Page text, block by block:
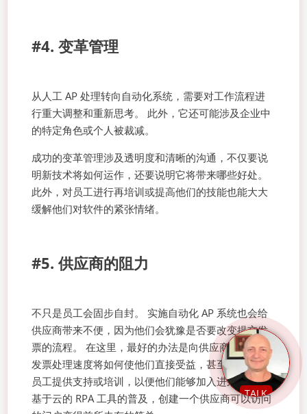
#4. 变革管理
从人工 AP 处理转向自动化系统，需要对工作流程进
行重大调整和重新思考。 此外，它还可能涉及企业中
的特定角色或个人被裁减。
成功的变革管理涉及透明度和清晰的沟通，不仅要说
明新技术将如何运作，还要说明它将带来哪些好处。
此外，对员工进行再培训或提高他们的技能也能大大
缓解他们对软件的紧张情绪。
#5. 供应商的阻力
不只是员工会固步自封。 实施自动化 AP 系统也会给
供应商带来不便，因为他们会犹豫是否要改变提交发
票的流程。 在这里，最好的办法是向供应商解释加快
发票处理速度将如何使他们直接受益，甚至为他们的
员工提供支持或培训，以便他们能够加入进来。 随着
基于云的 RPA 工具的普及，创建一个供应商可以访问
TALK